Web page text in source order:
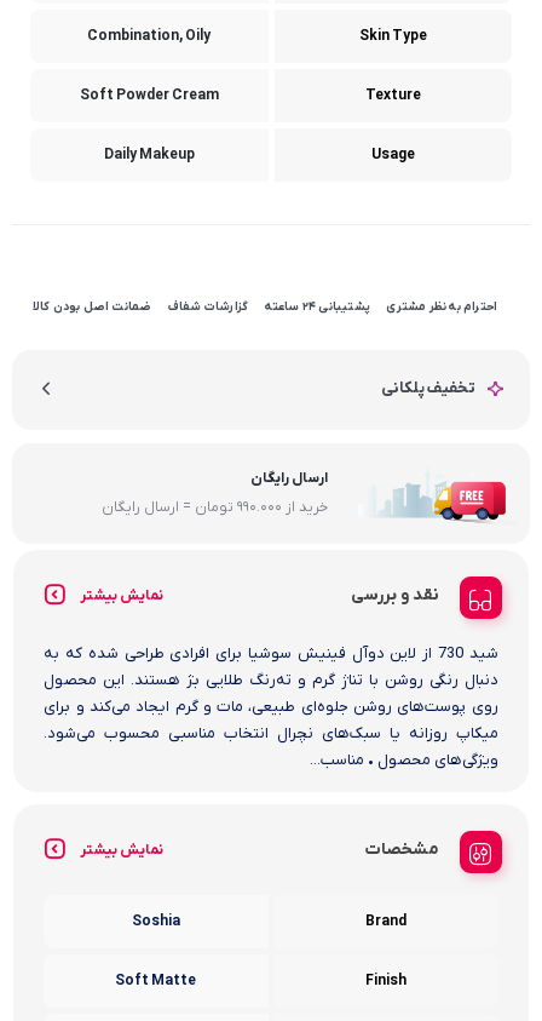
Skin Type
Combination, Oily
Texture
Soft Powder Cream
Usage
Daily Makeup
احترام به نظر مشتری پشتیبانی 24 ساعته گزارشات شفاف ضمانت اصل بودن کالا
تخفیف پلکانی
ارسال رایگان
خرید از 990.000 تومان = ارسال رایگان
نقد و بررسی نمایش بیشتر
شید 730 از لاین دوآل فینیش سوشیا برای افرادی طراحی شده که به
دنبال رنگی روشن با تناژ گرم و ته‌رنگ طلایی بژ هستند. این محصول
روی پوست‌های روشن جلوه‌ای طبیعی، مات و گرم ایجاد می‌کند و برای
میکاپ روزانه یا سبک‌های نچرال انتخاب مناسبی محسوب می‌شود.
ویژگی‌های محصول • مناسب...
مشخصات نمایش بیشتر
Brand
Soshia
Finish
Soft Matte